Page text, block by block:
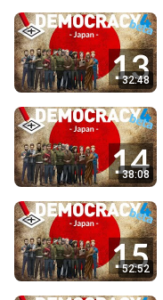
32:48
38:08
52:52